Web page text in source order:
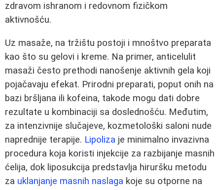
zdravom ishranom i redovnom fizičkom
aktivnošću.
Uz masaže, na tržištu postoji i mnoštvo preparata
kao što su gelovi i kreme. Na primer, anticelulit
masaži često prethodi nanošenje aktivnih gela koji
pojačavaju efekat. Prirodni preparati, poput onih na
bazi bršljana ili kofeina, takode mogu dati dobre
rezultate u kombinaciji sa doslednošću. Međutim,
za intenzivnije slučajeve, kozmetološki saloni nude
naprednije terapije. Lipoliza je minimalno invazivna
procedura koja koristi injekcije za razbijanje masnih
ćelija, dok liposukcija predstavlja hiruršku metodu
za uklanjanje masnih naslaga koje su otporne na